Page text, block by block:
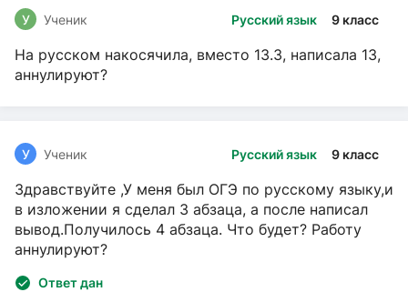
Русский язык 9 класс
У Ученик
На русском накосячила, вместо 13.3, написала 13,
аннулируют?
Русский язык 9 класс
У Ученик
Здравствуйте ,У меня был ОГЭ по русскому языку,и
в изложении я сделал 3 абзаца, а после написал
вывод.Получилось 4 абзаца. Что будет? Работу
аннулируют?
Ответ дан